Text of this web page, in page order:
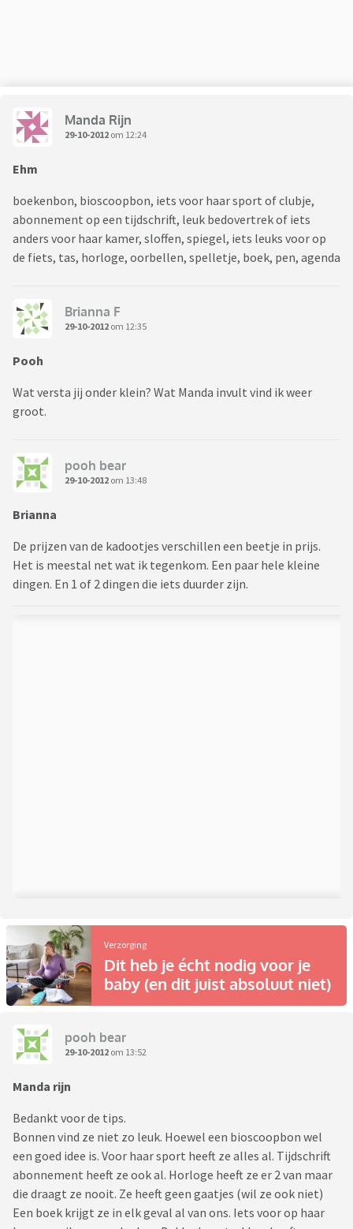
Manda Rijn
29-10-2012 om 12:24
Ehm
boekenbon, bioscoopbon, iets voor haar sport of clubje,
abonnement op een tijdschrift, leuk bedovertrek of iets
anders voor haar kamer, sloffen, spiegel, iets leuks voor op
de fiets, tas, horloge, oorbellen, spelletje, boek, pen, agenda
Brianna F
29-10-2012 om 12:35
Pooh
Wat versta jij onder klein? Wat Manda invult vind ik weer
groot.
pooh bear
29-10-2012 om 13:48
Brianna
De prijzen van de kadootjes verschillen een beetje in prijs.
Het is meestal net wat ik tegenkom. Een paar hele kleine
dingen. En 1 of 2 dingen die iets duurder zijn.
Verzorging
Dit heb je écht nodig voor je
baby (en dit juist absoluut niet)
pooh bear
29-10-2012 om 13:52
Manda rijn
Bedankt voor de tips.
Bonnen vind ze niet zo leuk. Hoewel een bioscoopbon wel
een goed idee is. Voor haar sport heeft ze alles al. Tijdschrift
abonnement heeft ze ook al. Horloge heeft ze er 2 van maar
die draagt ze nooit. Ze heeft geen gaatjes (wil ze ook niet)
Een boek krijgt ze in elk geval al van ons. Iets voor op haar